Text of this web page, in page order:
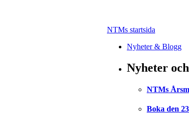
NTMs startsida
Nyheter & Blogg
Nyheter
NTMs
Boka den